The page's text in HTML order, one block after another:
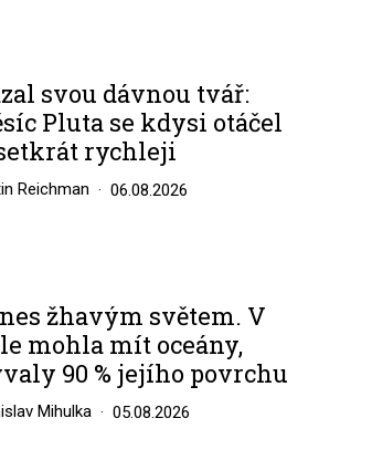
svou dávnou tvář:
Pluta se kdysi otáčel
rychleji
Reichman 06.08.2026
žhavým světem. V
mohla mít oceány,
90 % jejího povrchu
Mihulka 05.08.2026